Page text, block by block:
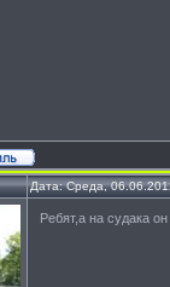
Дата: Среда,
Ребят,а на судака